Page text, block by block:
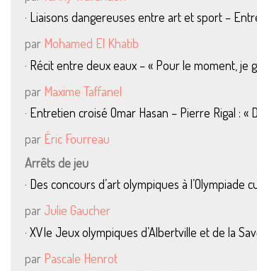
· Liaisons dangereuses entre art et sport –
par Mohamed El Khatib
· Récit entre deux eaux – « Pour le moment, je
par Maxime Taffanel
· Entretien croisé Omar Hasan – Pierre Rigal :
par Éric Fourreau
Arrêts de jeu
· Des concours d’art olympiques à
par Julie Gaucher
· XVIe Jeux olympiques d’Albertville et de la
par Pascale Henrot